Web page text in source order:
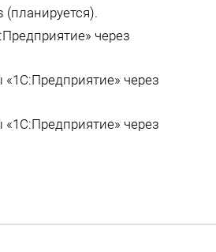
через
через
через